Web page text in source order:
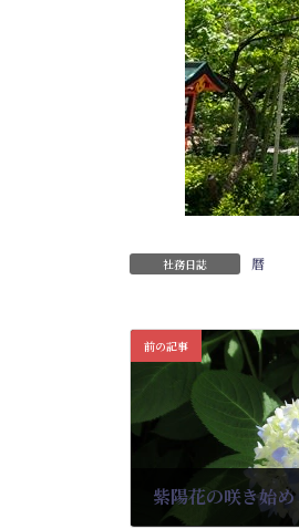
社務日誌 暦
前の記事
紫陽花の咲き始め